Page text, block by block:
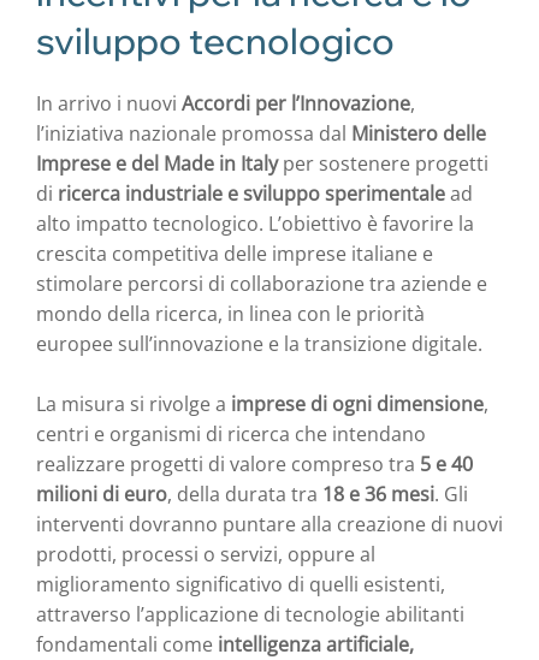
sviluppo tecnologico
In arrivo i nuovi Accordi per l’Innovazione,
l’iniziativa nazionale promossa dal Ministero delle
Imprese e del Made in Italyper sostenere progetti
di ricerca industriale e sviluppo sperimentalead
alto impatto tecnologico. L’obiettivo è favorire la
crescita competitiva delle imprese italiane e
stimolare percorsi di collaborazione tra aziende e
mondo della ricerca, in linea con le priorità
europee sull’innovazione e la transizione digitale.
La misura si rivolge a imprese di ogni dimensione,
centri e organismi di ricerca che intendano
realizzare progetti di valore compreso tra 5 e 40
milioni di euro, della durata tra 18 e 36 mesi. Gli
interventi dovranno puntare alla creazione di nuovi
prodotti, processi o servizi, oppure al
miglioramento significativo di quelli esistenti,
attraverso l’applicazione di tecnologie abilitanti
fondamentali come intelligenza artificiale,